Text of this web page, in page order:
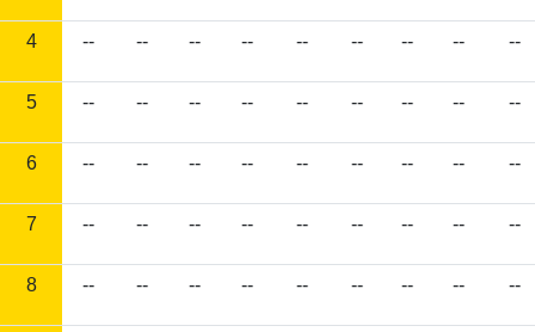
4 -- -- -- -- -- -- -- -- --
5 -- -- -- -- -- -- -- -- --
6 -- -- -- -- -- -- -- -- --
7 -- -- -- -- -- -- -- -- --
8 -- -- -- -- -- -- -- -- --